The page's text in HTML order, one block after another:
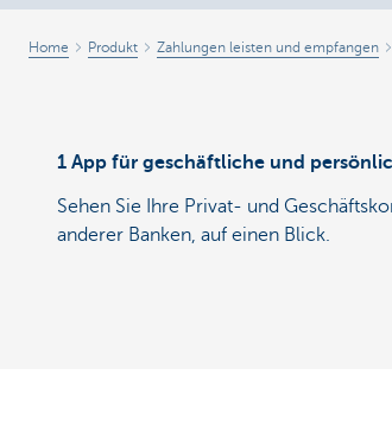
Home Produkt Zahlungen leisten und empfangen
1 App für geschäftliche und
Sehen Sie Ihre Privat- und
anderer Banken, auf einen Blick.